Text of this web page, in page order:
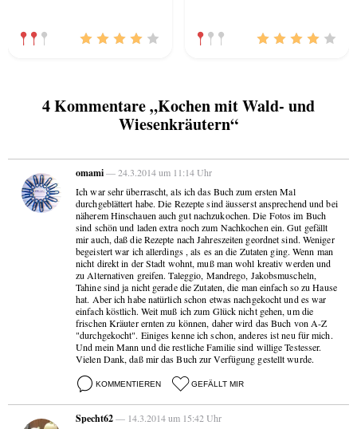
4 Kommentare „Kochen mit Wald- und
Wiesenkräutern“
omami— 24.3.2014 um 11:14 Uhr
Ich war sehr überrascht, als ich das Buch zum ersten Mal
durchgeblättert habe. Die Rezepte sind äusserst ansprechend und bei
näherem Hinschauen auch gut nachzukochen. Die Fotos im Buch
sind schön und laden extra noch zum Nachkochen ein. Gut gefällt
mir auch, daß die Rezepte nach Jahreszeiten geordnet sind. Weniger
begeistert war ich allerdings , als es an die Zutaten ging. Wenn man
nicht direkt in der Stadt wohnt, muß man wohl kreativ werden und
zu Alternativen greifen. Taleggio, Mandrego, Jakobsmuscheln,
Tahine sind ja nicht gerade die Zutaten, die man einfach so zu Hause
hat. Aber ich habe natürlich schon etwas nachgekocht und es war
einfach köstlich. Weit muß ich zum Glück nicht gehen, um die
frischen Kräuter ernten zu können, daher wird das Buch von A-Z
"durchgekocht". Einiges kenne ich schon, anderes ist neu für mich.
Und mein Mann und die restliche Familie sind willige Testesser.
Vielen Dank, daß mir das Buch zur Verfügung gestellt wurde.
KOMMENTIEREN GEFÄLLT MIR
Specht62— 14.3.2014 um 15:42 Uhr